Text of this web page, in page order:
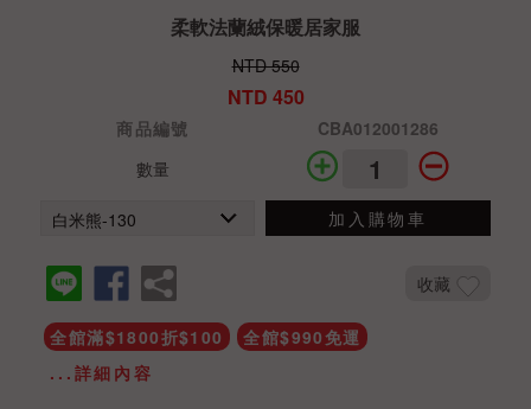
柔軟法蘭絨保暖居家服
NTD 550
NTD 450
商品編號
CBA012001286
數量
加入購物車
收藏
全館滿$1800折$100
全館$990免運
...詳細內容